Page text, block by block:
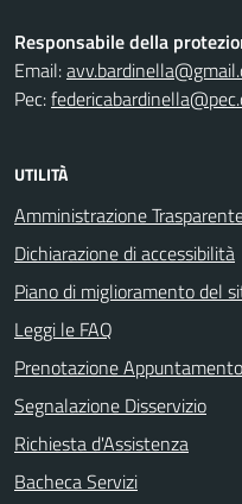
Responsabile della
Email:
Pec:
UTILITÀ
Amministrazione
Dichiarazione di accessibilità
Piano di miglioramento del
Leggi le FAQ
Prenotazione Appuntamento
Segnalazione Disservizio
Richiesta d'Assistenza
Bacheca Servizi